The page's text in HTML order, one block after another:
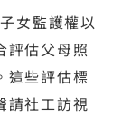
女監護權以
評估父母照
這些評估標
請社工訪視